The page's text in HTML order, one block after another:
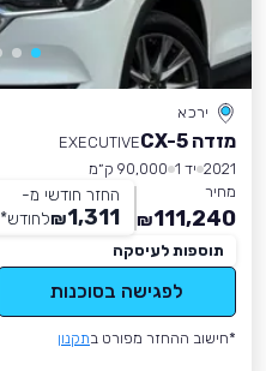
ירכא
מזדה CX-5
EXECUTIVE
2021 יד 1
90,000 ק״מ
מחיר
111,240
₪
החזר חודשי מ-
1,311
₪לחודש*
תוספות לעיסקה
לפגישה בסוכנות
*חישוב ההחזר מפורט בתקנון